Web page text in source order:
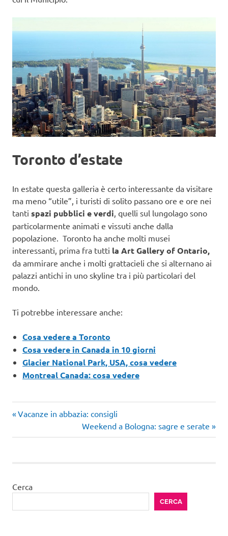
Toronto d’estate
In estate questa galleria è certo interessante da visitare
ma meno “utile”, i turisti di solito passano ore e ore nei
tanti spazi pubblici e verdi, quelli sul lungolago sono
particolarmente animati e vissuti anche dalla
popolazione. Toronto ha anche molti musei
interessanti, prima fra tutti la Art Gallery of Ontario,
da ammirare anche i molti grattacieli che si alternano ai
palazzi antichi in uno skyline tra i più particolari del
mondo.
Ti potrebbe interessare anche:
Cosa vedere a Toronto
Cosa vedere in Canada in 10 giorni
Glacier National Park, USA, cosa vedere
Montreal Canada: cosa vedere
Navigazione
articoli
Articolo
Vacanze in abbazia: consigli
Articolo
successivo:
Weekend a Bologna: sagre e serate
Cerca
CERCA